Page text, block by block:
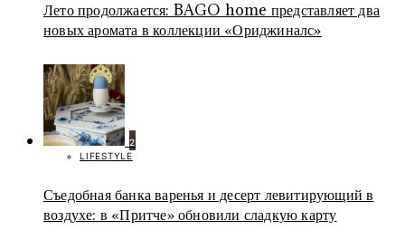
Лето продолжается: BAGO home представляет два
новых аромата в коллекции «Ориджиналс»
2
LIFESTYLE
Съедобная банка варенья и десерт левитирующий в
воздухе: в «Притче» обновили сладкую карту